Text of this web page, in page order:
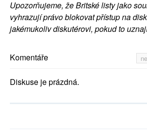
Upozorňujeme, že Britské listy jako
vyhrazují právo blokovat přístup na
jakémukoliv diskutérovi, pokud to
Komentáře
Diskuse je prázdná.